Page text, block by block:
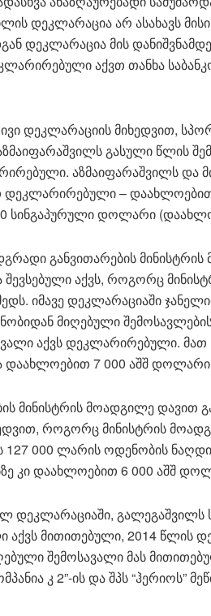
დეკლარაცია არ ასახავს
დეკლარაცია მის
აქვთ თანხა
დეკლარაციის მიხედვით,
გასული წლის
აზმაიფარაშვილს და
დეკლარირებული –
სინგაპურული დოლარი
განვითარების
აქვს, როგორც
იმავე დეკლარაციაში
მიღებული
აქვს დეკლარირებული. მათ
7 000 აშშ
მინისტრის მოადგილე დავით
როგორც მინისტრის
127 000 ლარის ოდენობის
კი დაახლოებით 6 000 აშშ
დეკლარაციაში, გალეგაშვილს
აქვს მითითებული, 2014 წლის
შემოსავალი მას
კ 2”-ის და შპს “ჰერიოს”